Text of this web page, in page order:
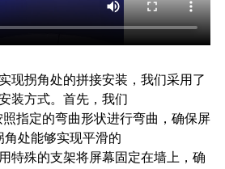
现拐角处的拼接安装，我们采用了
装方式。首先，我们
照指定的弯曲形状进行弯曲，确保屏
角处能够实现平滑的
特殊的支架将屏幕固定在墙上，确